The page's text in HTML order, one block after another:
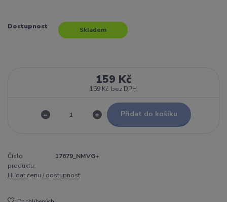
Dostupnost Skladem
159 Kč
159 Kč bez DPH
Přidat do košíku
Číslo
produktu:
17679_NMVG+
Hlídat cenu / dostupnost